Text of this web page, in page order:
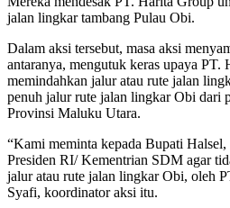
jalan lingkar tambang Pulau Obi.
Dalam aksi tersebut, masa aksi
antaranya, mengutuk keras upaya PT.
memindahkan jalur atau rute jalan
penuh jalur rute jalan lingkar Obi dari
Provinsi Maluku Utara.
“Kami meminta kepada Bupati
Presiden RI/ Kementrian SDM agar
jalur atau rute jalan lingkar Obi, oleh
Syafi, koordinator aksi itu.